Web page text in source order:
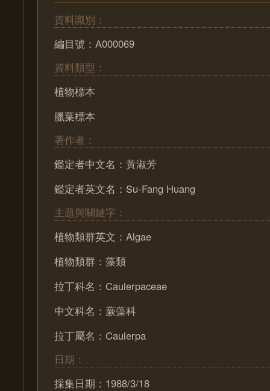
資料識別：
編目號：A000069
資料類型：
植物標本
臘葉標本
著作者：
鑑定者中文名：黃淑芳
鑑定者英文名：Su-Fang Huang
主題與關鍵字：
植物類群英文：Algae
植物類群：藻類
拉丁科名：Caulerpaceae
中文科名：蕨藻科
拉丁屬名：Caulerpa
日期：
採集日期：1988/3/18